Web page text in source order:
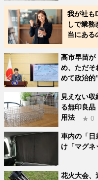
我が社も
しで業
当にある
高市早苗が
め、ただそ
めて政治的
見えない
る無印良品
用法
★ 0
車内の「日
け「マグネ
花火大会、